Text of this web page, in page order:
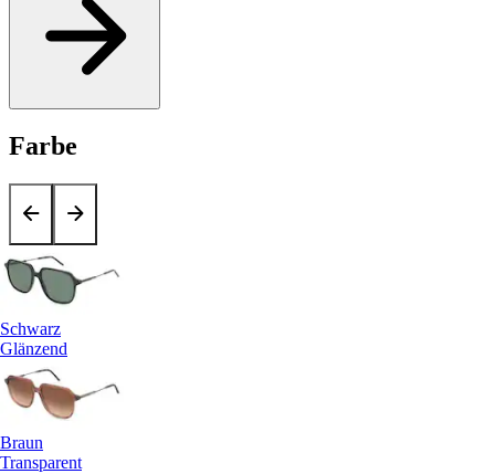
Farbe
Schwarz
Glänzend
Braun
Transparent